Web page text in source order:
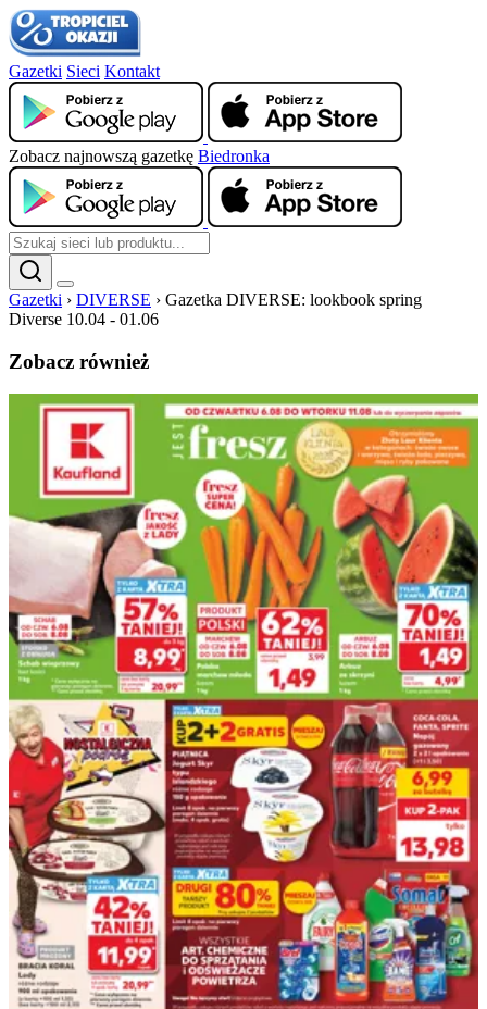
Gazetki Sieci Kontakt
Zobacz najnowszą gazetkę Biedronka
Gazetki › DIVERSE › Gazetka DIVERSE: lookbook spring
Diverse 10.04 - 01.06
Zobacz również